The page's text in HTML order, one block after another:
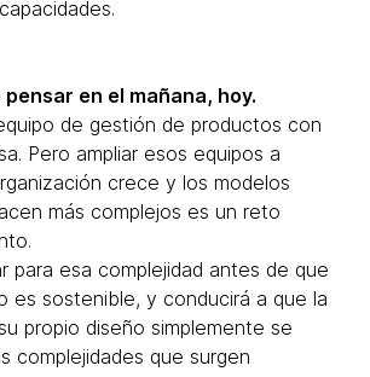
en el mañana, hoy.
de gestión de productos con
Pero ampliar esos equipos a
crece y los modelos
más complejos es un reto
para esa complejidad antes de que
es sostenible, y conducirá a que la
propio diseño simplemente se
complejidades que surgen